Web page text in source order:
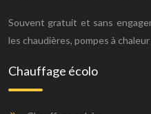
Souvent gratuit et sans
les chaudières, pompes à
Chauffage écolo